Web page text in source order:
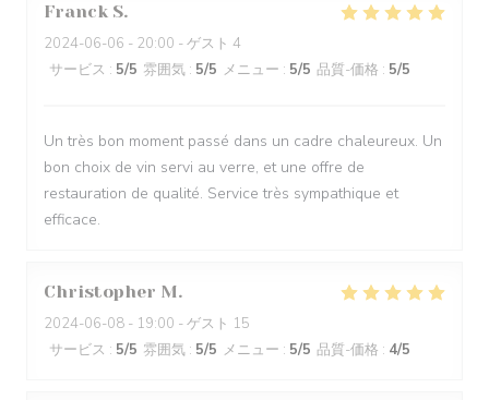
Franck S
2024-06-06 - 20:00 - ゲスト 4
サービス : 5/5 雰囲気 : 5/5 メニュー : 5/5 品質-価格 : 5/5
Un très bon moment passé dans un cadre chaleureux. Un
bon choix de vin servi au verre, et une offre de
restauration de qualité. Service très sympathique et
efficace.
Christopher M
2024-06-08 - 19:00 - ゲスト 15
サービス : 5/5 雰囲気 : 5/5 メニュー : 5/5 品質-価格 : 4/5